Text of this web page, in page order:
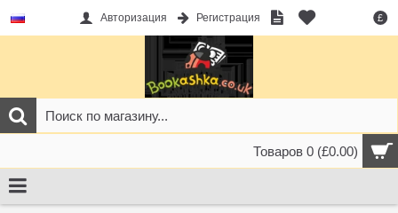
£
Авторизация Регистрация
Товаров 0 (£0.00)